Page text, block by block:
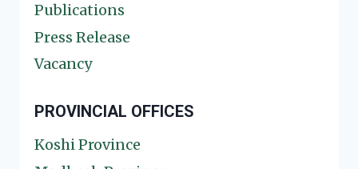
Publications
Press Release
Vacancy
PROVINCIAL OFFICES
Koshi Province